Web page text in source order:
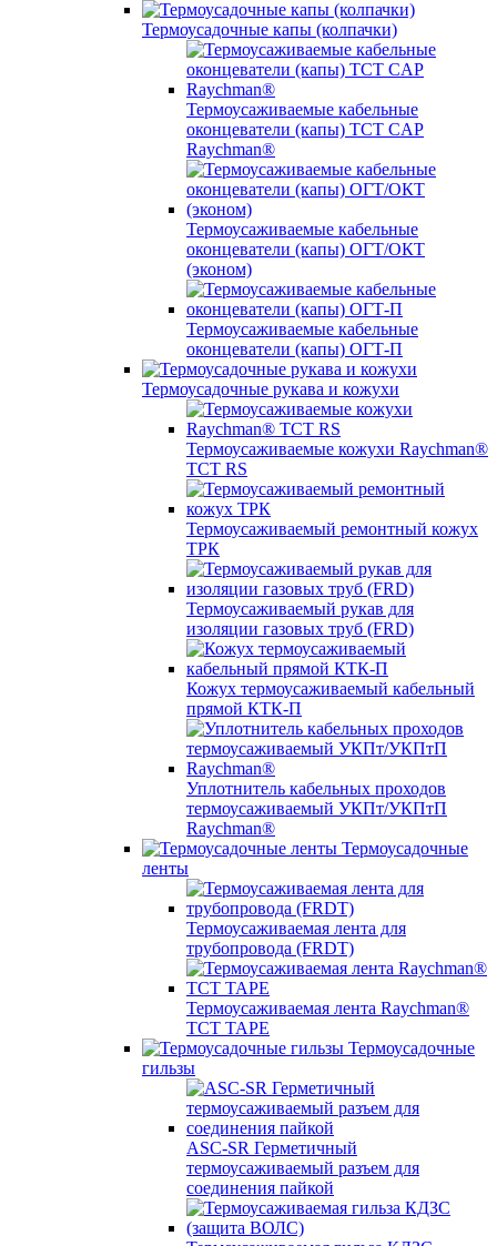
Термоусадочные капы (колпачки)
Термоусаживаемые кабельные
оконцеватели (капы) ТCT CAP
Raychman®
Термоусаживаемые кабельные
оконцеватели (капы) ОГТ/ОКТ
(эконом)
Термоусаживаемые кабельные
оконцеватели (капы) ОГТ-П
Термоусадочные рукава и кожухи
Термоусаживаемые кожухи Raychman®
TCT RS
Термоусаживаемый ремонтный кожух
ТРК
Термоусаживаемый рукав для
изоляции газовых труб (FRD)
Кожух термоусаживаемый кабельный
прямой КТК-П
Уплотнитель кабельных проходов
термоусаживаемый УКПт/УКПтП
Raychman®
Термоусадочные
ленты
Термоусаживаемая лента для
трубопровода (FRDT)
Термоусаживаемая лента Raychman®
TCT TAPE
Термоусадочные
гильзы
ASC‐SR Герметичный
термоусаживаемый разъем для
соединения пайкой